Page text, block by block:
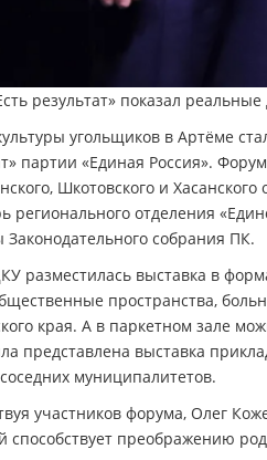
результат» показал
угольщиков в Артёме
партии «Единая Россия».
Шкотовского и
регионального отделения
Законодательного собрания ПК.
разместилась выставка в
пространства,
края. А в паркетном зале
представлена выставка
муниципалитетов.
участников форума, Олег
способствует преображению